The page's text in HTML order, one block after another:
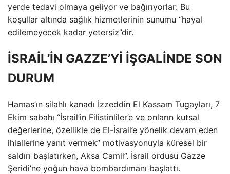
yerde tedavi olmaya geliyor ve bağırıyorlar: Bu
koşullar altında sağlık hizmetlerinin sunumu “hayal
edilemeyecek kadar yetersiz”dir.
İSRAİL’İN GAZZE’Yİ İŞGALİNDE SON
DURUM
Hamas’ın silahlı kanadı İzzeddin El Kassam Tugayları, 7
Ekim sabahı “İsrail’in Filistinliler’e ve onların kutsal
değerlerine, özellikle de El-İsrail’e yönelik devam eden
ihlallerine yanıt vermek” motivasyonuyla küresel bir
saldırı başlatırken, Aksa Camii”. İsrail ordusu Gazze
Şeridi’ne yoğun hava bombardımanı başlattı.